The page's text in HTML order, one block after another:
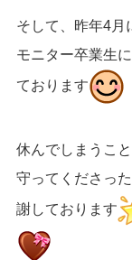
そして、昨年4月
モニター卒業生
ております
休んでしまうこ
守ってくださっ
謝しております